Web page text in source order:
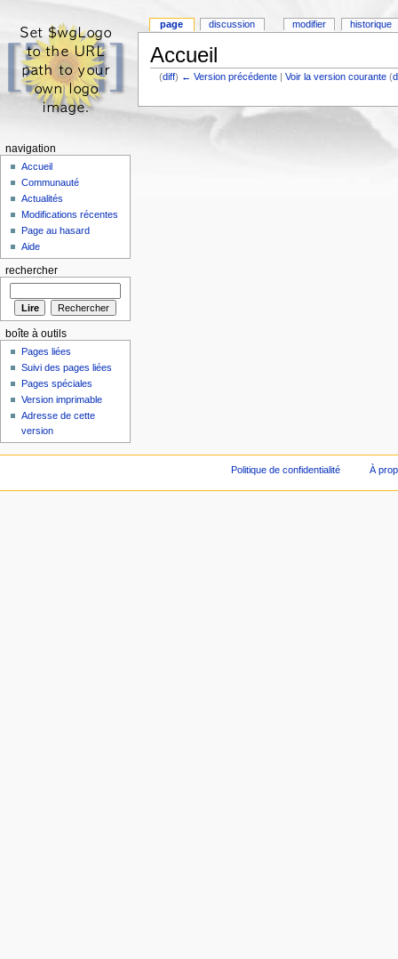
Accueil
(diff) ← Version précédente |Voir la version courante (
page discussion modifier historique
navigation
Accueil
Communauté
Actualités
Modifications récentes
Page au hasard
Aide
rechercher
boîte à outils
Pages liées
Suivi des pages liées
Pages spéciales
Version imprimable
Adresse de cette
version
Politique de confidentialité À